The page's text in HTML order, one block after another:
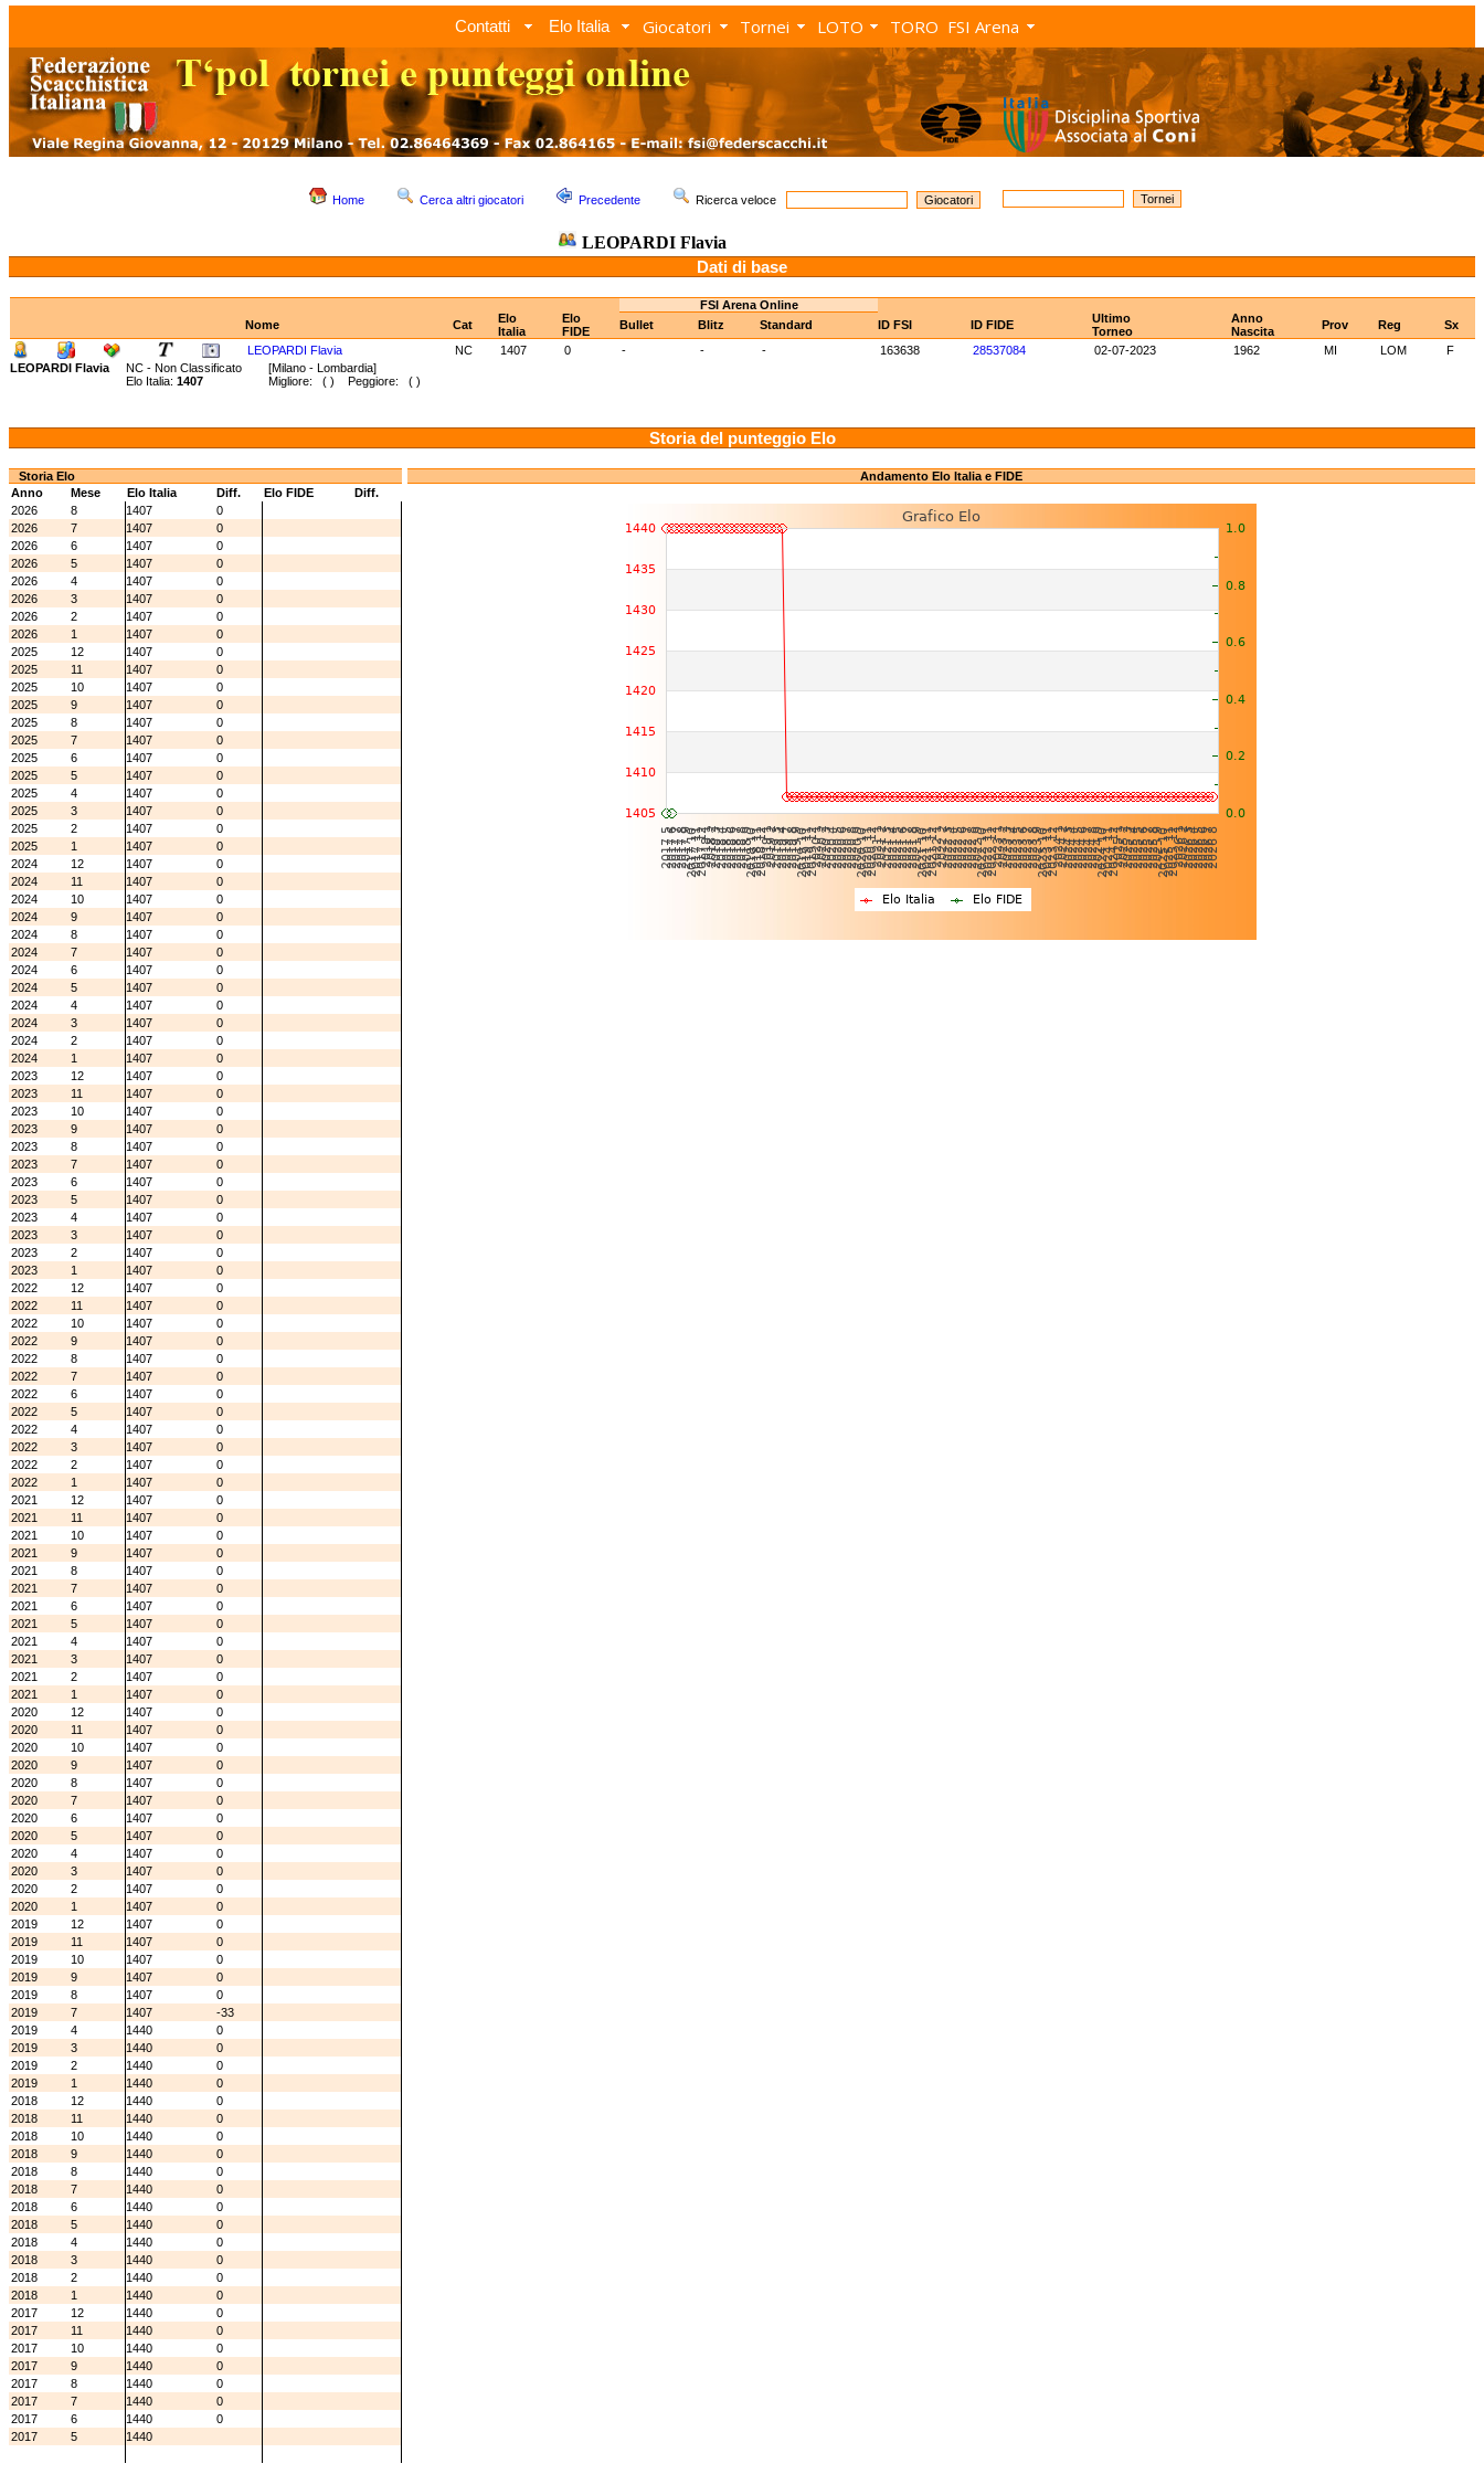
Contatti Elo Italia Giocatori Tornei LOTO TORO FSI Arena
Home Cerca altri giocatori Precedente Ricerca veloce
LEOPARDI Flavia
Dati di base
FSI Arena Online
Nome
Cat
Elo
Italia
Elo
FIDE
Bullet Blitz Standard ID FSI ID FIDE
Ultimo
Torneo
Anno
Nascita
Prov Reg
Sx
LEOPARDI Flavia
NC 1407 0 - - - 163638 28537084 02-07-2023 1962 MI LOM
F
LEOPARDI Flavia
NC - Non Classificato [Milano - Lombardia]
Elo Italia: 1407 Migliore: ( ) Peggiore: ( )
Storia del punteggio Elo
Storia Elo
Anno
Mese Elo Italia Diff. Elo FIDE
Diff.
2026
8 1407
0
2026
7 1407
0
2026
6 1407
0
2026
5 1407
0
2026
4 1407
0
2026
3 1407
0
2026
2 1407
0
2026
1 1407
0
2025
12 1407
0
2025
11 1407
0
2025
10 1407
0
2025
9 1407
0
2025
8 1407
0
2025
7 1407
0
2025
6 1407
0
2025
5 1407
0
2025
4 1407
0
2025
3 1407
0
2025
2 1407
0
2025
1 1407
0
2024
12 1407
0
2024
11 1407
0
2024
10 1407
0
2024
9 1407
0
2024
8 1407
0
2024
7 1407
0
2024
6 1407
0
2024
5 1407
0
2024
4 1407
0
2024
3 1407
0
2024
2 1407
0
2024
1 1407
0
2023
12 1407
0
2023
11 1407
0
2023
10 1407
0
2023
9 1407
0
2023
8 1407
0
2023
7 1407
0
2023
6 1407
0
2023
5 1407
0
2023
4 1407
0
2023
3 1407
0
2023
2 1407
0
2023
1 1407
0
2022
12 1407
0
2022
11 1407
0
2022
10 1407
0
2022
9 1407
0
2022
8 1407
0
2022
7 1407
0
2022
6 1407
0
2022
5 1407
0
2022
4 1407
0
2022
3 1407
0
2022
2 1407
0
2022
1 1407
0
2021
12 1407
0
2021
11 1407
0
2021
10 1407
0
2021
9 1407
0
2021
8 1407
0
2021
7 1407
0
2021
6 1407
0
2021
5 1407
0
2021
4 1407
0
2021
3 1407
0
2021
2 1407
0
2021
1 1407
0
2020
12 1407
0
2020
11 1407
0
2020
10 1407
0
2020
9 1407
0
2020
8 1407
0
2020
7 1407
0
2020
6 1407
0
2020
5 1407
0
2020
4 1407
0
2020
3 1407
0
2020
2 1407
0
2020
1 1407
0
2019
12 1407
0
2019
11 1407
0
2019
10 1407
0
2019
9 1407
0
2019
8 1407
0
2019
7 1407
-33
2019
4 1440
0
2019
3 1440
0
2019
2 1440
0
2019
1 1440
0
2018
12 1440
0
2018
11 1440
0
2018
10 1440
0
2018
9 1440
0
2018
8 1440
0
2018
7 1440
0
2018
6 1440
0
2018
5 1440
0
2018
4 1440
0
2018
3 1440
0
2018
2 1440
0
2018
1 1440
0
2017
12 1440
0
2017
11 1440
0
2017
10 1440
0
2017
9 1440
0
2017
8 1440
0
2017
7 1440
0
2017
6 1440
0
2017
5 1440
Andamento Elo Italia e FIDE